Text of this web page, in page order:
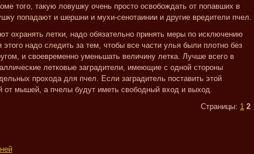
того, такую ловушку очень просто освобождать от попавших в
попадают и шершни и мухи-сенотаинии и другие вредители пчел.
охранять летки, надо обязательно принять меры по исключению
надо следить за тем, чтобы все части улья были плотно без
и своевременно уменьшать величину летка. Лучше всего в
летковые заградители, имеющие с одной стороны
прохода для пчел. Если заградитель поставить этой
от мышей, а пчелы будут иметь свободный вход и выход.
Страницы: 1 2